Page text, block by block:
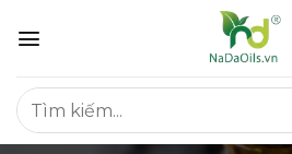
qua
dung